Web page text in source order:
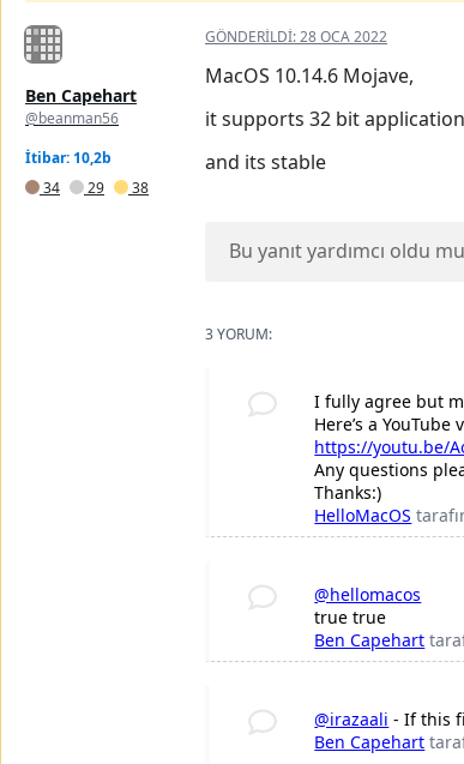
Ben Capehart
@beanman56
İtibar: 10,2b
34
29 38
GÖNDERILDI:28 OCA 2022
MacOS 10.14.6 Mojave,
it supports 32 bit
and its stable
Bu yanıt yardımcı oldu
3 YORUM:
I fully agree but
Here’s a
https://youtu.be/
Any questions
Thanks:)
HelloMacOS
@hellomacos
true true
Ben Capehart
@irazaali - If this
Ben Capehart